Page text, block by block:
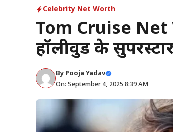
Celebrity Net Worth
Tom Cruise Net
हॉलीवुड के
By Pooja Yadav
On: September 4, 2025 8:39 AM